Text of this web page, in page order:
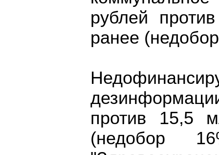
рублей
ранее
против 15,5
(недобор